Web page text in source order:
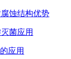
蚀结构优势
菌应用
应用